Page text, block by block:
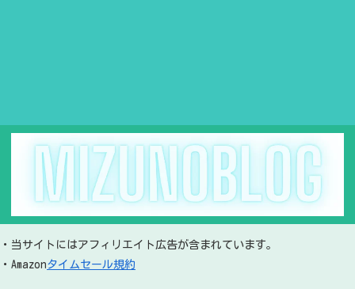
・当サイトにはアフィリエイト広告が含まれています。
・Amazonタイムセール規約